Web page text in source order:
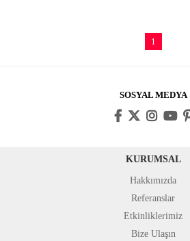
1
SOSYAL MEDYA
KURUMSAL
Hakkımızda
Referanslar
Etkinliklerimiz
Bize Ulaşın